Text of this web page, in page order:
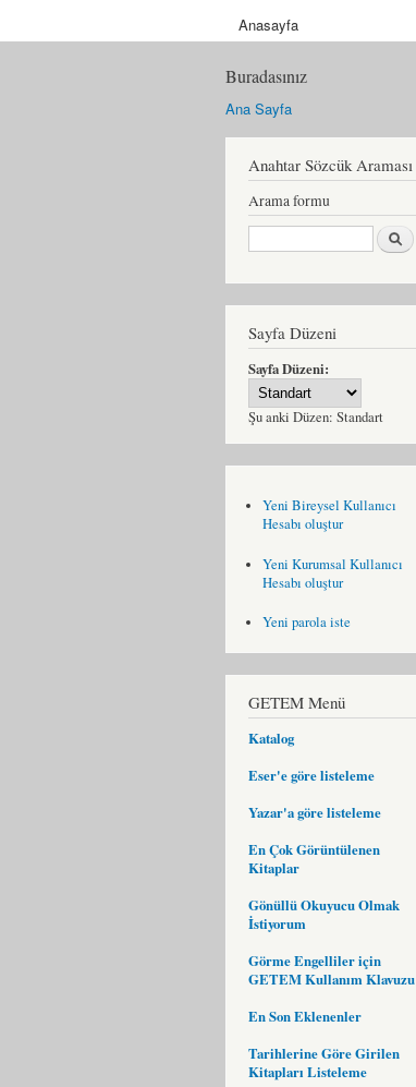
Anasayfa
Buradasınız
Ana Sayfa
Anahtar Sözcük Araması
Arama formu
Ara
Sayfa Düzeni
Sayfa Düzeni:
Şu anki Düzen: Standart
Yeni Bireysel Kullanıcı
Hesabı oluştur
Yeni Kurumsal Kullanıcı
Hesabı oluştur
Yeni parola iste
GETEM Menü
Katalog
Eser'e göre listeleme
Yazar'a göre listeleme
En Çok Görüntülenen
Kitaplar
Gönüllü Okuyucu Olmak
İstiyorum
Görme Engelliler için
GETEM Kullanım Klavuzu
En Son Eklenenler
Tarihlerine Göre Girilen
Kitapları Listeleme